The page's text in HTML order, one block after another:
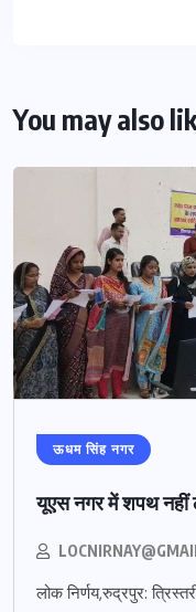
You may also
ऊधम सिंह नगर
यूएस नगर में शपथ नहीं
लोक निर्णय,रुद्रपुर: